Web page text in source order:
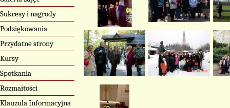
Sukcesy i nagrody
Podziękowania
Przydatne strony
Kursy
Spotkania
Rozmaitości
Klauzula Informacyjna